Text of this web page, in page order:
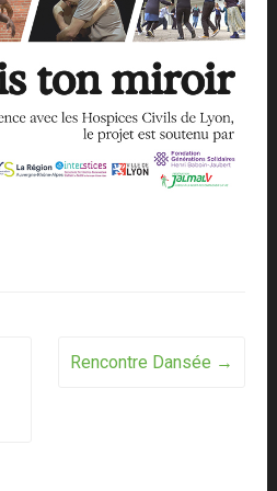
Rencontre Dansée →